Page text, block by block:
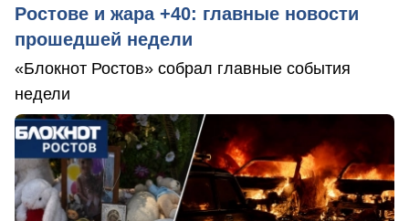
Ростове и жара +40: главные новости
прошедшей недели
«Блокнот Ростов» собрал главные события
недели